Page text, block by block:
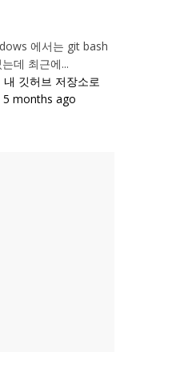
에서는 git bash
데 최근에...
깃허브 저장소로
5 months ago